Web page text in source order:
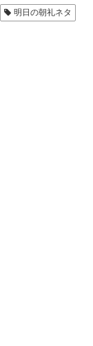
明日の朝礼ネタ